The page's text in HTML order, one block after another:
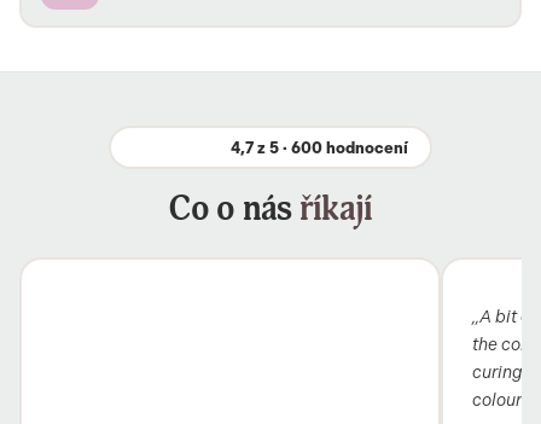
4,7 z 5 · 600 hodnocení
Co o násříkají
„A bit
the
curing
colour